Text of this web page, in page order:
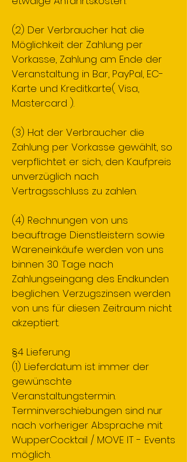
(2) Der Verbraucher hat die
Möglichkeit der Zahlung per
Vorkasse, Zahlung am Ende der
Veranstaltung in Bar, PayPal, EC-
Karte und Kreditkarte( Visa,
Mastercard ).
(3) Hat der Verbraucher die
Zahlung per Vorkasse gewählt, so
verpflichtet er sich, den Kaufpreis
unverzüglich nach
Vertragsschluss zu zahlen.
(4) Rechnungen von uns
beauftrage Dienstleistern sowie
Wareneinkäufe werden von uns
binnen 30 Tage nach
Zahlungseingang des Endkunden
beglichen. Verzugszinsen werden
von uns für diesen Zeitraum nicht
akzeptiert.
§4 Lieferung
(1) Lieferdatum ist immer der
gewünschte
Veranstaltungstermin.
Terminverschiebungen sind nur
nach vorheriger Absprache mit
WupperCocktail / MOVE IT - Events
möglich.